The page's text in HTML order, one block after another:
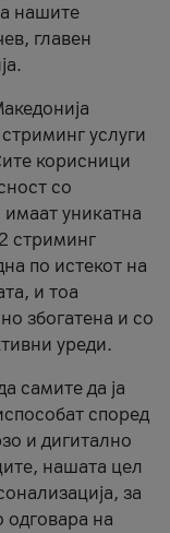
нашите
главен
услуги
корисници
со
уникатна
стриминг
по истекот на
и тоа
збогатена и со
уреди.
самите да ја
според
и дигитално
нашата цел
за
одговара на